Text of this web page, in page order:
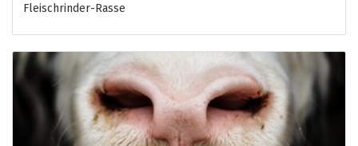
Fleischrinder-Rasse